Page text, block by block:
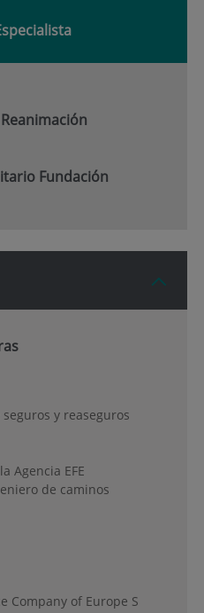
Fundación
y reaseguros
Agencia EFE
de caminos
Company of Europe S